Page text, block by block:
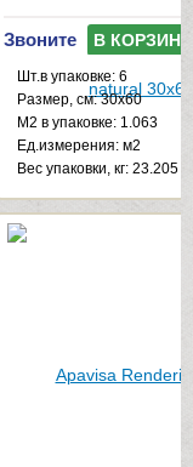
Звоните В КОРЗИНУ
Шт.в упаковке: 6
Размер, см: 30x60
М2 в упаковке: 1.063
Ед.измерения: м2
Веc упаковки, кг: 23.205